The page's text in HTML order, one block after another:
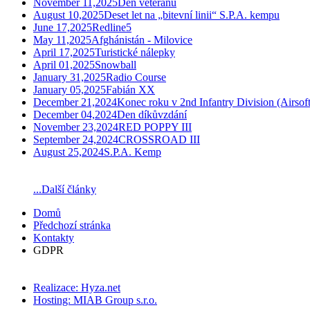
August 10,2025Deset let na „bitevní linii“ S.P.A. kempu
June 17,2025Redline5
May 11,2025Afghánistán - Milovice
April 17,2025Turistické nálepky
April 01,2025Snowball
January 31,2025Radio Course
January 05,2025Fabián XX
December 21,2024Konec roku v 2nd Infantry Division
December 04,2024Den díkůvzdání
November 23,2024RED POPPY III
September 24,2024CROSSROAD III
August 25,2024S.P.A. Kemp
...Další články
Domů
Předchozí stránka
Kontakty
GDPR
Realizace: Hyza.net
Hosting: MIAB Group s.r.o.